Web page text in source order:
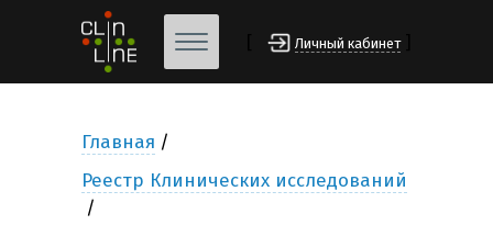
Личный кабинет
Главная
Реестр Клинических исследований